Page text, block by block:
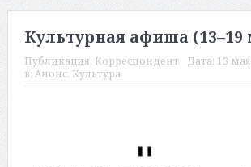
Культурная афиша (13–19
Публикация: Корреспондент Дата: 13
в: Анонс, Культура